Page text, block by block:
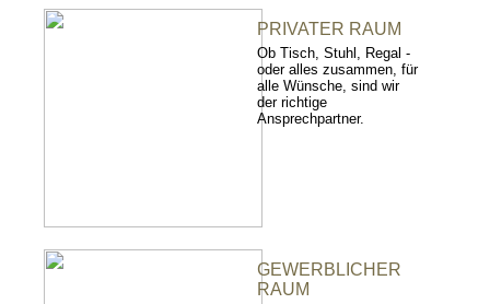
PRIVATER RAUM
Ob Tisch, Stuhl, Regal -
oder alles zusammen, für
alle Wünsche, sind wir
der richtige
Ansprechpartner.
GEWERBLICHER
RAUM